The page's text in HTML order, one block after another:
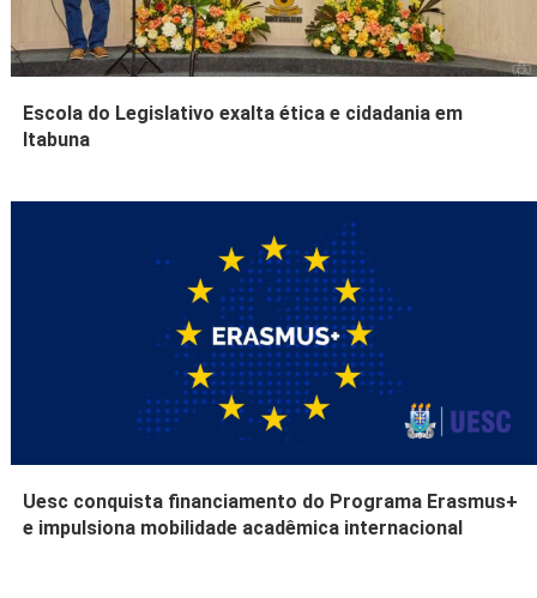
Escola do Legislativo exalta ética e cidadania em
Itabuna
Uesc conquista financiamento do Programa Erasmus+
e impulsiona mobilidade acadêmica internacional